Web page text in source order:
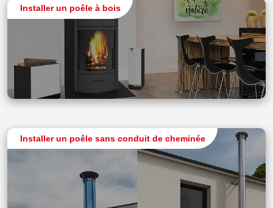
Installer un poêle à bois
Installer un poêle sans conduit de cheminée